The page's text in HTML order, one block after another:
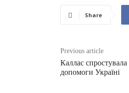
Share
Previous article
Каллас
допомоги Україні